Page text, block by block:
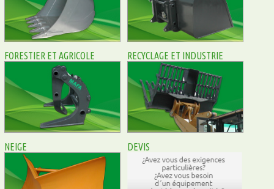
FORESTIER ET AGRICOLE RECYCLAGE ET INDUSTRIE
NEIGE DEVIS